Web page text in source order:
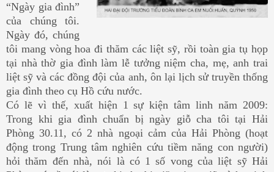
“Ngày gia đình”
của chúng tôi.
Ngày đó, chúng
tôi mang vòng hoa đi thăm các liệt sỹ, rồi toàn gia tụ họp
tại nhà thờ gia đình làm lễ tưởng niệm cha, mẹ, anh trai
liệt sỹ và các đồng đội của anh, ôn lại lịch sử truyền thống
gia đình theo cụ Hồ cứu nước.
Có lẽ vì thế, xuất hiện 1 sự kiện tâm linh năm 2009:
Trong khi gia đình chuẩn bị ngày giỗ cha tôi tại Hải
Phòng 30.11, có 2 nhà ngoại cảm của Hải Phòng (hoạt
động trong Trung tâm nghiên cứu tiềm năng con người)
hỏi thăm đến nhà, nói là có 1 số vong của liệt sỹ Hải